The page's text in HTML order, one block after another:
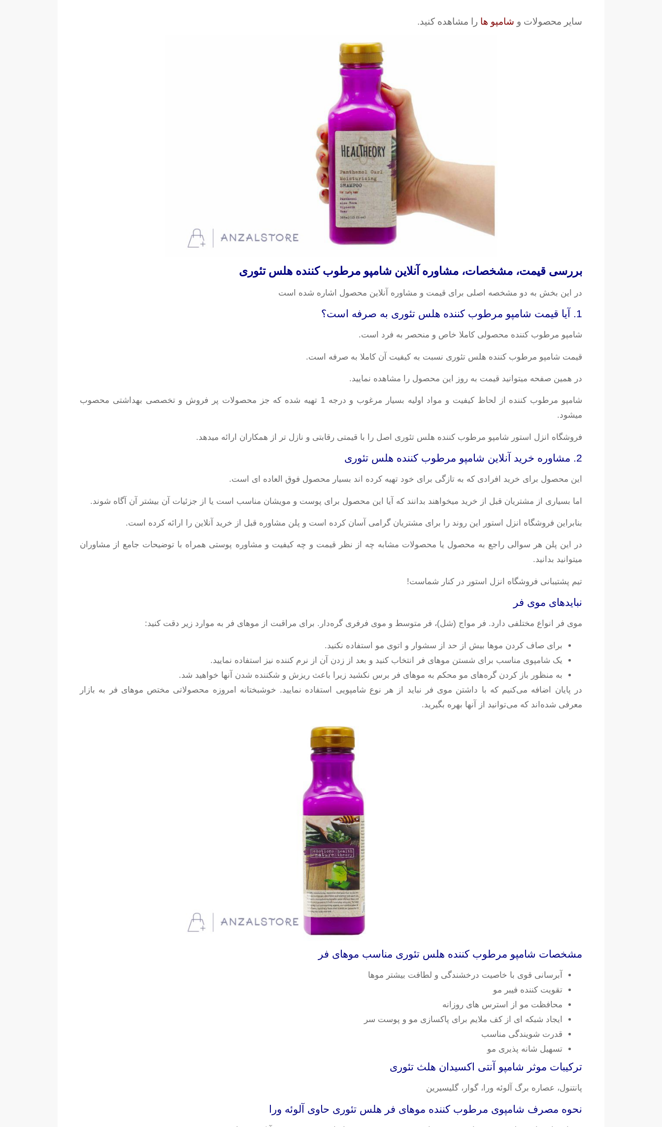
سایر محصولات و شامپو ها را مشاهده کنید.
بررسی قیمت، مشخصات، مشاوره آنلاین شامپو مرطوب کننده هلس تئوری
در این بخش به دو مشخصه اصلی برای قیمت و مشاوره آنلاین محصول اشاره شده است
1. آیا قیمت شامپو مرطوب کننده هلس تئوری به صرفه است؟
شامپو مرطوب کننده محصولی کاملا خاص و منحصر به فرد است.
قیمت شامپو مرطوب کننده هلس تئوری نسبت به کیفیت آن کاملا به صرفه است.
در همین صفحه میتوانید قیمت به روز این محصول را مشاهده نمایید.
شامپو مرطوب کننده از لحاظ کیفیت و مواد اولیه بسیار مرغوب و درجه 1 تهیه شده که جز محصولات پر فروش و تخصصی بهداشتی محصوب
میشود.
فروشگاه انزل استور شامپو مرطوب کننده هلس تئوری اصل را با قیمتی رقابتی و نازل تر از همکاران ارائه میدهد.
2. مشاوره خرید آنلاین شامپو مرطوب کننده هلس تئوری
این محصول برای خرید افرادی که به تازگی برای خود تهیه کرده اند بسیار محصول فوق العاده ای است.
اما بسیاری از مشتریان قبل از خرید میخواهند بدانند که آیا این محصول برای پوست و مویشان مناسب است یا از جزئیات آن بیشتر آن آگاه شوند.
بنابراین فروشگاه انزل استور این روند را برای مشتریان گرامی آسان کرده است و پلن مشاوره قبل از خرید آنلاین را ارائه کرده است.
در این پلن هر سوالی راجع به محصول یا محصولات مشابه چه از نظر قیمت و چه کیفیت و مشاوره پوستی همراه با توضیحات جامع از مشاوران
میتوانید بدانید.
تیم پشتیبانی فروشگاه انزل استور در کنار شماست!
نبایدهای موی فر
موی فر انواع مختلفی دارد. فر مواج (شل)، فر متوسط و موی فرفری گره‌دار. برای مراقبت از موهای فر به موارد زیر دقت کنید:
برای صاف کردن موها بیش از حد از سشوار و اتوی مو استفاده نکنید.
یک شامپوی مناسب برای شستن موهای فر انتخاب کنید و بعد از زدن آن از نرم کننده نیز استفاده نمایید.
به منظور باز کردن گره‌های مو محکم به موهای فر برس نکشید زیرا باعث ریزش و شکننده شدن آنها خواهید شد.
در پایان اضافه می‌کنیم که با داشتن موی فر نباید از هر نوع شامپویی استفاده نمایید. خوشبختانه امروزه محصولاتی مختص موهای فر به بازار
معرفی شده‌اند که می‌توانید از آنها بهره بگیرید.
مشخصات شامپو مرطوب کننده هلس تئوری مناسب موهای فر
آبرسانی قوی با خاصیت درخشندگی و لطافت بیشتر موها
تقویت کننده فیبر مو
محافظت مو از استرس های روزانه
ایجاد شبکه ای از کف ملایم برای پاکسازی مو و پوست سر
قدرت شویندگی مناسب
تسهیل شانه پذیری مو
ترکیبات موثر شامپو آنتی اکسیدان هلث تئوری
پانتنول، عصاره برگ آلوئه ورا، گوار، گلیسیرین
نحوه مصرف شامپوی مرطوب کننده موهای فر هلس تئوری حاوی آلوئه ورا